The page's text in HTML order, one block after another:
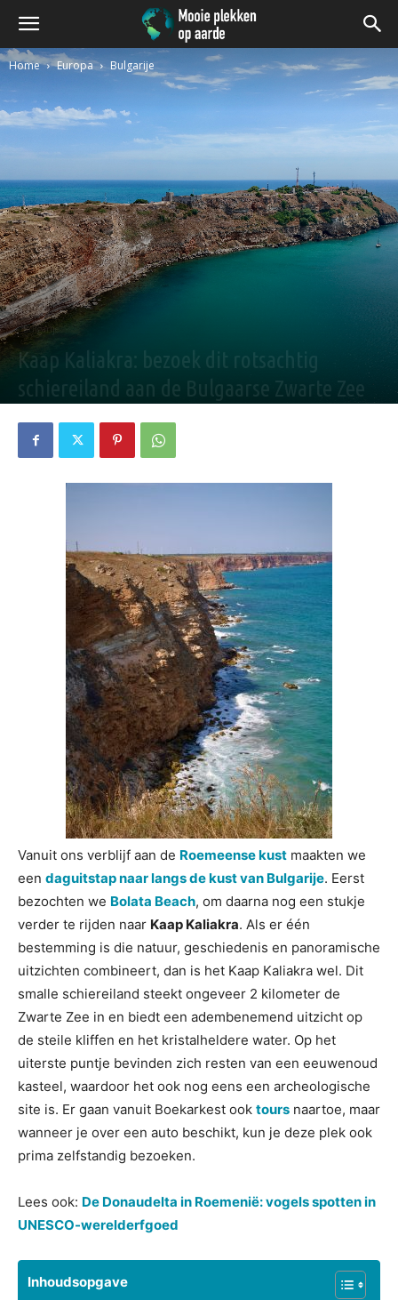
Home Europa Bulgarije
Bulgarije
Kaap Kaliakra: bezoek dit rotsachtig
schiereiland aan de Bulgaarse Zwarte Zee
Vanuit ons verblijf aan de Roemeense kust maakten we
een daguitstap naar langs de kust van Bulgarije. Eerst
bezochten we Bolata Beach, om daarna nog een stukje
verder te rijden naar Kaap Kaliakra. Als er één
bestemming is die natuur, geschiedenis en panoramische
uitzichten combineert, dan is het Kaap Kaliakra wel. Dit
smalle schiereiland steekt ongeveer 2 kilometer de
Zwarte Zee in en biedt een adembenemend uitzicht op
de steile kliffen en het kristalheldere water. Op het
uiterste puntje bevinden zich resten van een eeuwenoud
kasteel, waardoor het ook nog eens een archeologische
site is. Er gaan vanuit Boekarkest ook tours naartoe, maar
wanneer je over een auto beschikt, kun je deze plek ook
prima zelfstandig bezoeken.
Lees ook: De Donaudelta in Roemenië: vogels spotten in
UNESCO-werelderfgoed
Inhoudsopgave